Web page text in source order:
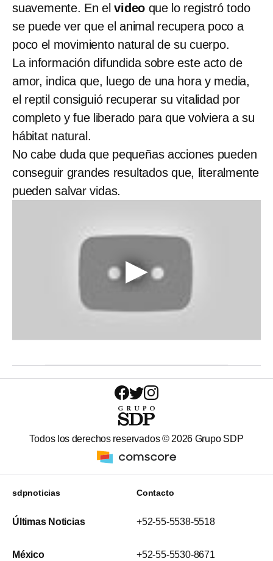
suavemente. En elvideo que lo registró todo
se puede ver que el animal recupera poco a
poco el movimiento natural de su cuerpo.
La información difundida sobre este acto de
amor, indica que, luego de una hora y media,
el reptil consiguió recuperar su vitalidad por
completo y fue liberado para que volviera a su
hábitat natural.
No cabe duda que pequeñas acciones pueden
conseguir grandes resultados que, literalmente
pueden salvar vidas.
Todos los derechos reservados © 2026 Grupo SDP
sdpnoticias
Últimas Noticias
México
Contacto
+52-55-5538-5518
+52-55-5530-8671